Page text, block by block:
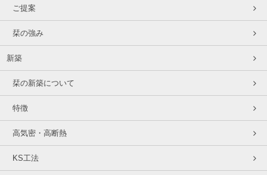
ご提案
栞の強み
新築
栞の新築について
特徴
高気密・高断熱
KS工法